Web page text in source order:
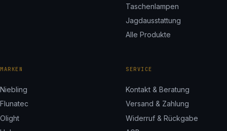
Taschenlampen
Jagdausstattung
Alle Produkte
MARKEN
Niebling
Flunatec
Olight
SERVICE
Kontakt & Beratung
Versand & Zahlung
Widerruf & Rückgabe